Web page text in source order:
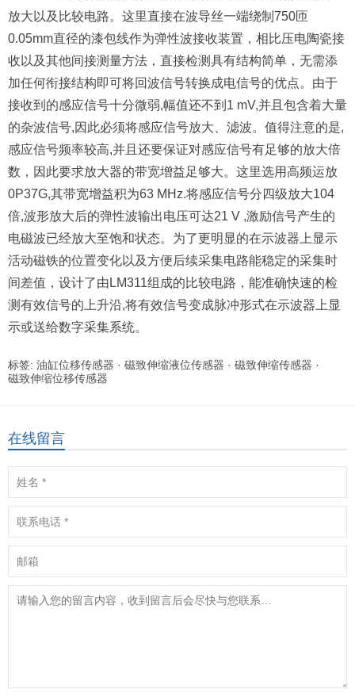
放大以及比较电路。这里直接在波导丝一端绕制750匝
0.05mm直径的漆包线作为弹性波接收装置，相比压电陶瓷接
收以及其他间接测量方法，直接检测具有结构简单，无需添
加任何衔接结构即可将回波信号转换成电信号的优点。由于
接收到的感应信号十分微弱,幅值还不到1 mV,并且包含着大量
的杂波信号,因此必须将感应信号放大、滤波。值得注意的是,
感应信号频率较高,并且还要保证对感应信号有足够的放大倍
数，因此要求放大器的带宽增益足够大。这里选用高频运放
0P37G,其带宽增益积为63 MHz.将感应信号分四级放大104
倍,波形放大后的弹性波输出电压可达21 V ,激励信号产生的
电磁波已经放大至饱和状态。为了更明显的在示波器上显示
活动磁铁的位置变化以及方便后续采集电路能稳定的采集时
间差值，设计了由LM311组成的比较电路，能准确快速的检
测有效信号的上升沿,将有效信号变成脉冲形式在示波器上显
示或送给数字采集系统。
标签: 油缸位移传感器 · 磁致伸缩液位传感器 · 磁致伸缩传感器 ·
磁致伸缩位移传感器
在线留言